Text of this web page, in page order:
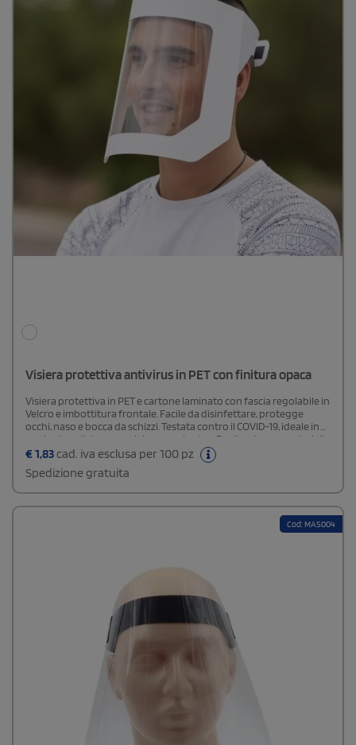
Visiera protettiva antivirus in PET con finitura opaca
Visiera protettiva in PET e cartone laminato con fascia regolabile in
Velcro e imbottitura frontale. Facile da disinfettare, protegge
occhi, naso e bocca da schizzi. Testata contro il COVID-19, ideale in
aggiunta a distanza sociale e mascherina. Realizzata con materiali
sicuri per la pelle e adatta a un uso prolungato.
€ 1,83 cad. iva esclusa per 100 pz
Spedizione gratuita
Cod: MAS004